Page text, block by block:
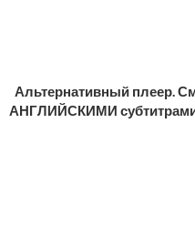
Альтернативный плеер.
АНГЛИЙСКИМИ